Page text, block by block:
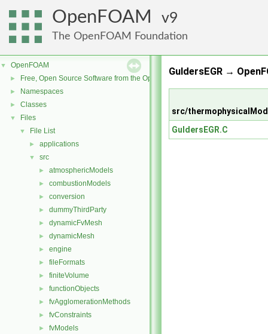
OpenFOAM 9
The OpenFOAM Foundation
▼ OpenFOAM
► Free, Open Source Software from the OpenFOAM Foundation
► Namespaces
► Classes
▼ Files
▼ File List
► applications
▼ src
► atmosphericModels
► combustionModels
► conversion
► dummyThirdParty
► dynamicFvMesh
► dynamicMesh
► engine
► fileFormats
► finiteVolume
► functionObjects
► fvAgglomerationMethods
► fvConstraints
► fvModels
GuldersEGR →
src/
GuldersEGR.C